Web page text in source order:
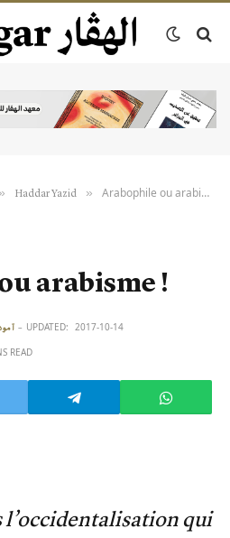
» Haddar Yazid » Arabophile ou arabisme !
arabisme !
UPDATED: 2017-10-14
READ
l’occidentalisation qui